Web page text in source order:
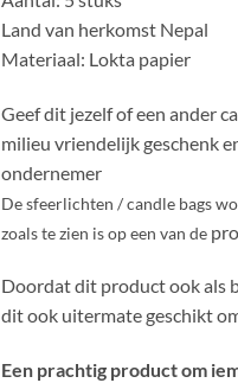
Land van herkomst Nepal
Materiaal: Lokta papier
Geef dit jezelf of een ander
milieu vriendelijk geschenk
ondernemer
De sfeerlichten / candle bags
zoals te zien is op een van de
Doordat dit product ook als
dit ook uitermate geschikt
Een prachtig product om